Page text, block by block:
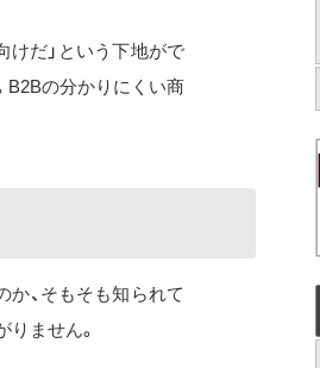
けだ」という下地がで
B2Bの分かりにくい商
か、そもそも知られて
ません。